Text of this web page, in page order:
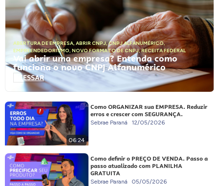
ABERTURA DE EMPRESA, ABRIR CNPJ,CNPJ ALFANUMÉRICO,
EMPREENDEDORISMO, NOVO FORMATO DE CNPJ,RECEITA FEDERAL
Vai abrir uma empresa? Entenda como
funciona o novo CNPJ Alfanumérico
ACESSAR
06:24
Como ORGANIZAR sua EMPRESA. Reduzir
erros e crescer com SEGURANÇA.
Sebrae Paraná 12/05/2026
Como definir o PREÇO DE VENDA. Passo a
passo atualizado com PLANILHA
GRATUITA
Sebrae Paraná 05/05/2026